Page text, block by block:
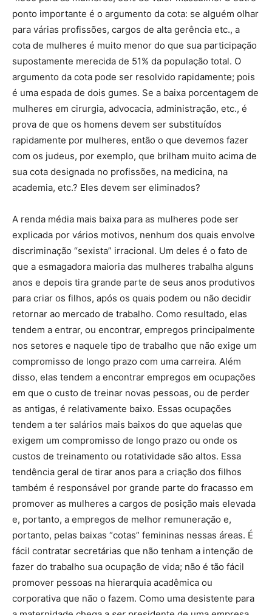
ponto importante é o argumento da cota: se alguém olhar
para várias profissões, cargos de alta gerência etc., a
cota de mulheres é muito menor do que sua participação
supostamente merecida de 51% da população total. O
argumento da cota pode ser resolvido rapidamente; pois
é uma espada de dois gumes. Se a baixa porcentagem de
mulheres em cirurgia, advocacia, administração, etc., é
prova de que os homens devem ser substituídos
rapidamente por mulheres, então o que devemos fazer
com os judeus, por exemplo, que brilham muito acima de
sua cota designada no profissões, na medicina, na
academia, etc.? Eles devem ser eliminados?
A renda média mais baixa para as mulheres pode ser
explicada por vários motivos, nenhum dos quais envolve
discriminação “sexista” irracional. Um deles é o fato de
que a esmagadora maioria das mulheres trabalha alguns
anos e depois tira grande parte de seus anos produtivos
para criar os filhos, após os quais podem ou não decidir
retornar ao mercado de trabalho. Como resultado, elas
tendem a entrar, ou encontrar, empregos principalmente
nos setores e naquele tipo de trabalho que não exige um
compromisso de longo prazo com uma carreira. Além
disso, elas tendem a encontrar empregos em ocupações
em que o custo de treinar novas pessoas, ou de perder
as antigas, é relativamente baixo. Essas ocupações
tendem a ter salários mais baixos do que aquelas que
exigem um compromisso de longo prazo ou onde os
custos de treinamento ou rotatividade são altos. Essa
tendência geral de tirar anos para a criação dos filhos
também é responsável por grande parte do fracasso em
promover as mulheres a cargos de posição mais elevada
e, portanto, a empregos de melhor remuneração e,
portanto, pelas baixas “cotas” femininas nessas áreas. É
fácil contratar secretárias que não tenham a intenção de
fazer do trabalho sua ocupação de vida; não é tão fácil
promover pessoas na hierarquia acadêmica ou
corporativa que não o fazem. Como uma desistente para